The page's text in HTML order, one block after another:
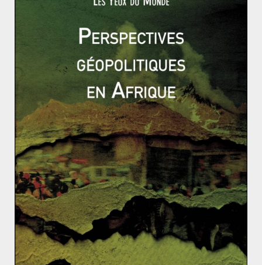
aux flux « invisibles » de la mondialisation, les
transactions financières. C’est à Porto Alegre que le
slogan définissant l’altermondialisme, « un autre
monde est possible », est créé. Et avec lui, toute une
nébuleuse bien destinée à proposer une alternative
crédible au libéralisme.
BP bouche le puits, les inquiétudes concernant les c
onséquences sur l’environnement perdurent
Référendum au Kenya : la nouvelle Constitution ado
ptée à plus de 67%